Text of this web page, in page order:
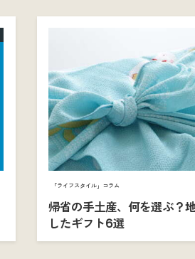
「ライフスタイル」コラム
帰省の手土産、何を選ぶ？
したギフト6選